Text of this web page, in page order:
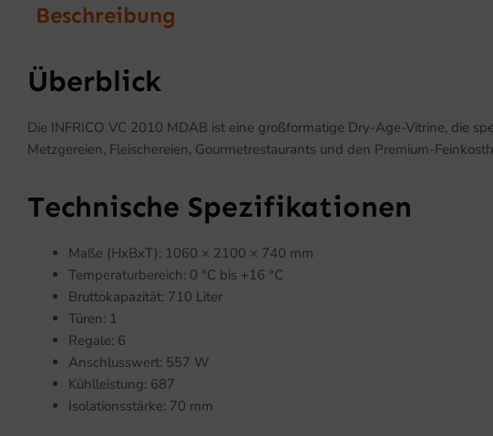
Beschreibung
Überblick
Die INFRICO VC 2010 MDAB ist eine großformatige Dry-Age-Vitrine, die
Metzgereien, Fleischereien, Gourmetrestaurants und den Premium-
Technische Spezifikationen
Maße (HxBxT): 1060 × 2100 × 740 mm
Temperaturbereich: 0 °C bis +16 °C
Bruttokapazität: 710 Liter
Türen: 1
Regale: 6
Anschlusswert: 557 W
Kühlleistung: 687
Isolationsstärke: 70 mm